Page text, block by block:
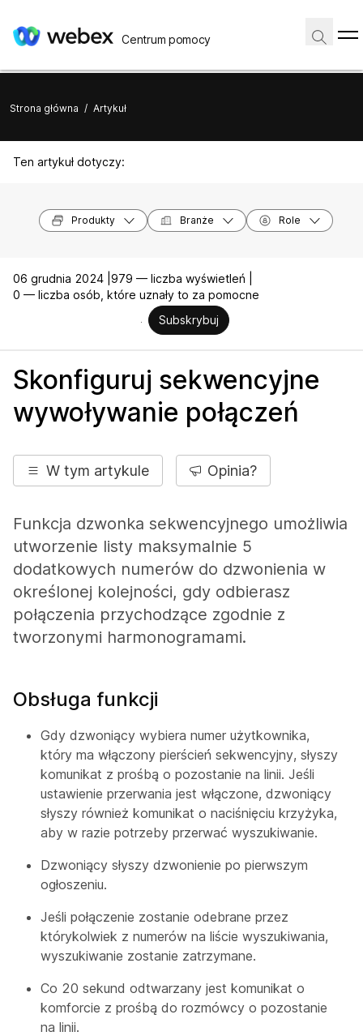
Centrum pomocy
Strona główna / Artykuł
Ten artykuł dotyczy:
Produkty Branże Role
06 grudnia 2024 | 979 — liczba wyświetleń |
0 — liczba osób, które uznały to za pomocne
Subskrybuj
Skonfiguruj sekwencyjne
wywoływanie połączeń
W tym artykule Opinia?
Funkcja dzwonka sekwencyjnego umożliwia
utworzenie listy maksymalnie 5
dodatkowych numerów do dzwonienia w
określonej kolejności, gdy odbierasz
połączenia przychodzące zgodnie z
tworzonymi harmonogramami.
Obsługa funkcji
Gdy dzwoniący wybiera numer użytkownika,
który ma włączony pierścień sekwencyjny, słyszy
komunikat z prośbą o pozostanie na linii. Jeśli
ustawienie przerwania jest włączone, dzwoniący
słyszy również komunikat o naciśnięciu krzyżyka,
aby w razie potrzeby przerwać wyszukiwanie.
Dzwoniący słyszy dzwonienie po pierwszym
ogłoszeniu.
Jeśli połączenie zostanie odebrane przez
którykolwiek z numerów na liście wyszukiwania,
wyszukiwanie zostanie zatrzymane.
Co 20 sekund odtwarzany jest komunikat o
komforcie z prośbą do rozmówcy o pozostanie
na linii.